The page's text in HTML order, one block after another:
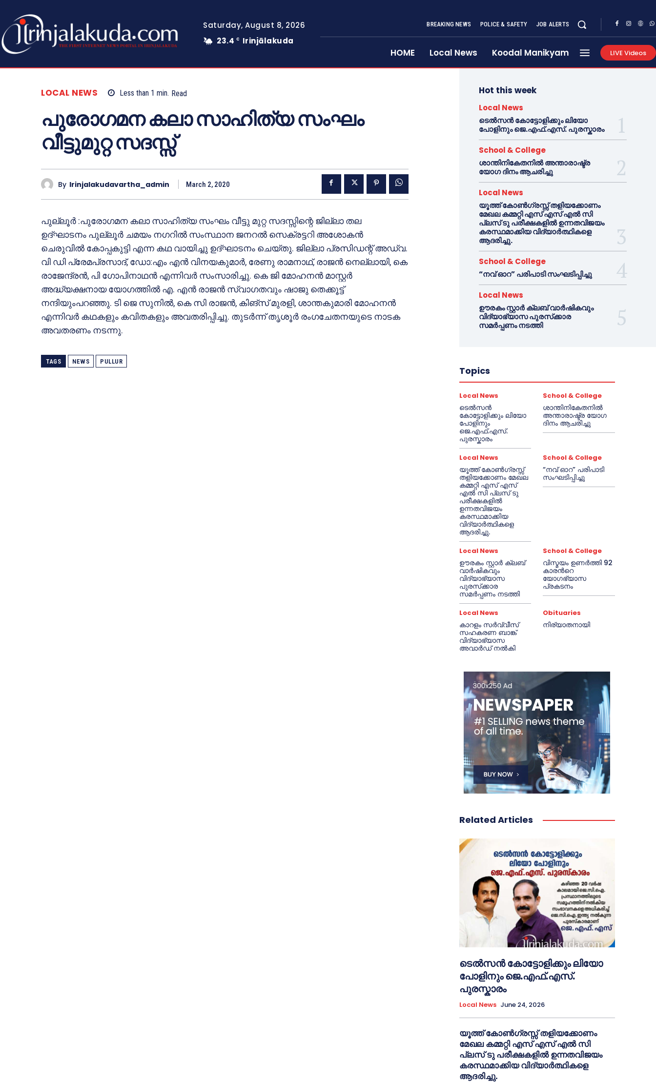
Saturday, August 8, 2026
23.4 C Irinjālakuda
BREAKING NEWS POLICE & SAFETY JOB ALERTS
HOME Local News Koodal Manikyam LIVE Videos
LOCAL NEWS Less than 1 min. Read
പുരോഗമന കലാ സാഹിത്യ സംഘം
വീട്ടുമുറ്റ സദസ്സ്
By Irinjalakudavartha_admin March 2, 2020
പുല്ലൂർ :പുരോഗമന കലാ സാഹിത്യ സംഘം വീട്ടു മുറ്റ സദസ്സിന്റെ ജില്ലാ തല
ഉദ്‌ഘാടനം പുല്ലൂർ ചമയം നഗറിൽ സംസ്ഥാന ജനറൽ സെക്രട്ടറി അശോകൻ
ചെരുവിൽ കോപ്പകുട്ടി എന്ന കഥ വായിച്ചു ഉദ്‌ഘാടനം ചെയ്തു. ജില്ലാ പ്രസിഡന്റ് അഡ്വ.
വി ഡി പ്രേമപ്രസാദ്, ഡോ:എം എൻ വിനയകുമാർ, രേണു രാമനാഥ്‌, രാജൻ നെല്ലായി, കെ
രാജേന്ദ്രൻ, പി ഗോപിനാഥൻ എന്നിവർ സംസാരിച്ചു. കെ ജി മോഹനൻ മാസ്റ്റർ
അദ്ധ്യക്ഷനായ യോഗത്തിൽ എ. എൻ രാജൻ സ്വാഗതവും ഷാജു തെക്കൂട്ട്
നന്ദിയുംപറഞ്ഞു. ടി ജെ സുനിൽ, കെ സി രാജൻ, കിങ്‌സ് മുരളി, ശാന്തകുമാരി മോഹനൻ
എന്നിവർ കഥകളും കവിതകളും അവതരിപ്പിച്ചു. തുടർന്ന് തൃശൂർ രംഗചേതനയുടെ നാടക
അവതരണം നടന്നു.
TAGS NEWS PULLUR
Hot this week
Local News
ടെൽസൻ കോട്ടോളിക്കും ലിയോ
പോളിനും ജെ.എഫ്.എസ്. പുരസ്കാരം
School & College
ശാന്തിനികേതനിൽ അന്താരാഷ്ട്ര
യോഗ ദിനം ആചരിച്ചു
Local News
യൂത്ത് കോൺഗ്രസ്സ് തളിയക്കോണം
മേഖല കമ്മറ്റി എസ് എസ് എൽ സി
പ്ലസ് ടു പരീക്ഷകളിൽ ഉന്നതവിജയം
കരസ്ഥമാക്കിയ വിദ്യാർത്ഥികളെ
ആദരിച്ചു.
School & College
“നവ് ഓറ” പരിപാടി സംഘടിപ്പിച്ചു
Local News
ഊരകം സ്റ്റാർ ക്ലബ് വാർഷികവും
വിദ്യാഭ്യാസ പുരസ്‌ക്കാര
സമർപ്പണം നടത്തി
Topics
Local News
ടെൽസൻ
കോട്ടോളിക്കും ലിയോ
പോളിനും
ജെ.എഫ്.എസ്.
പുരസ്കാരം
School & College
ശാന്തിനികേതനിൽ
അന്താരാഷ്ട്ര യോഗ
ദിനം ആചരിച്ചു
Local News
യൂത്ത് കോൺഗ്രസ്സ്
തളിയക്കോണം മേഖല
കമ്മറ്റി എസ് എസ്
എൽ സി പ്ലസ് ടു
പരീക്ഷകളിൽ
ഉന്നതവിജയം
കരസ്ഥമാക്കിയ
വിദ്യാർത്ഥികളെ
ആദരിച്ചു.
School & College
“നവ് ഓറ” പരിപാടി
സംഘടിപ്പിച്ചു
Local News
ഊരകം സ്റ്റാർ ക്ലബ്
വാർഷികവും
വിദ്യാഭ്യാസ
പുരസ്‌ക്കാര
സമർപ്പണം നടത്തി
School & College
വിസ്മയം ഉണർത്തി 92
കാരൻറെ
യോഗഭ്യാസ
പ്രകടനം
Local News
കാറളം സർവ്വീസ്
സഹകരണ ബാങ്ക്
വിദ്യാഭ്യാസ
അവാർഡ് നൽകി
Obituaries
നിര്യാതനായി
Related Articles
ടെൽസൻ കോട്ടോളിക്കും ലിയോ
പോളിനും ജെ.എഫ്.എസ്.
പുരസ്കാരം
Local News June 24, 2026
യൂത്ത് കോൺഗ്രസ്സ് തളിയക്കോണം
മേഖല കമ്മറ്റി എസ് എസ് എൽ സി
പ്ലസ് ടു പരീക്ഷകളിൽ ഉന്നതവിജയം
കരസ്ഥമാക്കിയ വിദ്യാർത്ഥികളെ
ആദരിച്ചു.